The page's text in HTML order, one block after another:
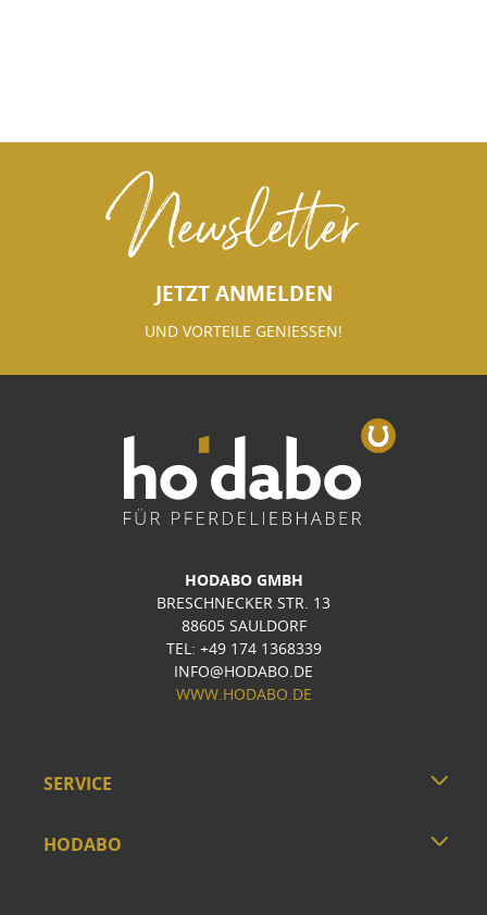
Newsletter
JETZT ANMELDEN
UND VORTEILE GENIESSEN!
HODABO GMBH
BRESCHNECKER STR. 13
88605 SAULDORF
TEL: +49 174 1368339
INFO@HODABO.DE
WWW.HODABO.DE
SERVICE
HODABO